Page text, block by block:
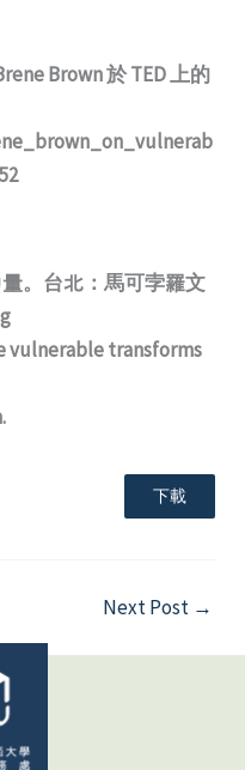
Brown 於 TED 上的
。台北：馬可孛羅文
vulnerable transforms
下載
Next Post →